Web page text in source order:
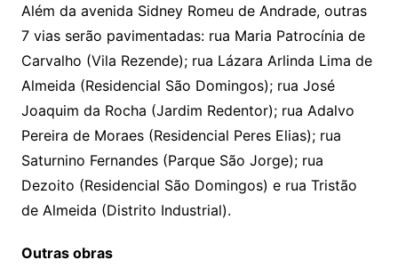
Além da avenida Sidney Romeu de Andrade, outras
7 vias serão pavimentadas: rua Maria Patrocínia de
Carvalho (Vila Rezende); rua Lázara Arlinda Lima de
Almeida (Residencial São Domingos); rua José
Joaquim da Rocha (Jardim Redentor); rua Adalvo
Pereira de Moraes (Residencial Peres Elias); rua
Saturnino Fernandes (Parque São Jorge); rua
Dezoito (Residencial São Domingos) e rua Tristão
de Almeida (Distrito Industrial).
Outras obras